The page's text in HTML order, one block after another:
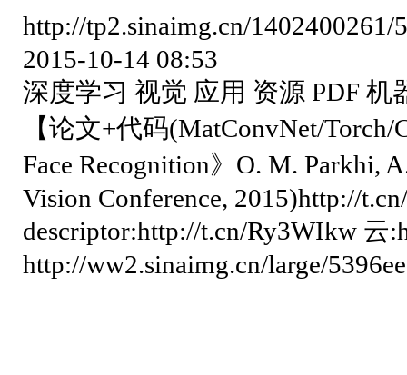
http://tp2.sinaimg.cn/
2015-10-14 08:53
深度学习 视觉 应用 资源 PDF 机
【论文+代码(MatConvNet/
Face Recognition》O. M. Parkhi,
Vision Conference, 2015)http://
descriptor:http://t.cn/Ry3WIkw 云
http://ww2.sinaimg.cn/large/